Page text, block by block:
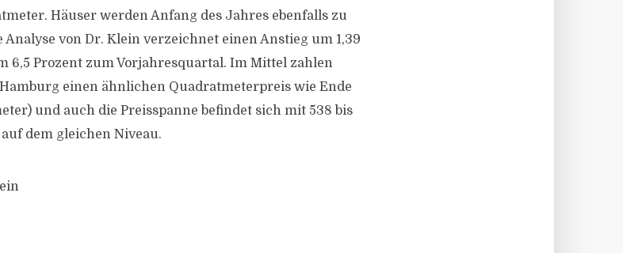
Häuser werden Anfang des Jahres ebenfalls zu
von Dr. Klein verzeichnet einen Anstieg um 1,39
6,5 Prozent zum Vorjahresquartal. Im Mittel zahlen
einen ähnlichen Quadratmeterpreis wie Ende
und auch die Preisspanne befindet sich mit 538 bis
dem gleichen Niveau.